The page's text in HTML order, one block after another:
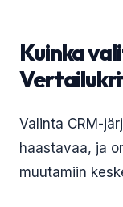
Kuinka
Valinta CRM-
haastavaa, ja
muutamiin